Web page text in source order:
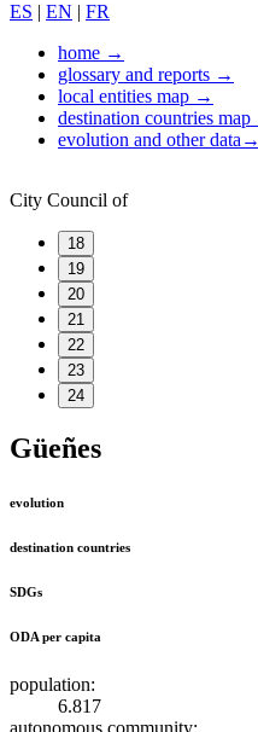
ES | EN | FR
home →
glossary and reports →
local entities map →
destination countries map
evolution and other data→
City Council of
18
19
20
21
22
23
24
Güeñes
evolution
destination countries
SDGs
ODA per capita
population:
6.817